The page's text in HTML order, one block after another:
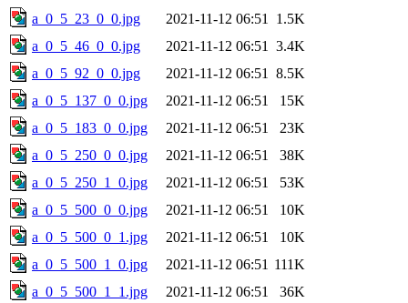
a_0_5_23_0_0.jpg
2021-11-12 06:51
1.5K
a_0_5_46_0_0.jpg
2021-11-12 06:51
3.4K
a_0_5_92_0_0.jpg
2021-11-12 06:51
8.5K
a_0_5_137_0_0.jpg
2021-11-12 06:51
15K
a_0_5_183_0_0.jpg
2021-11-12 06:51
23K
a_0_5_250_0_0.jpg
2021-11-12 06:51
38K
a_0_5_250_1_0.jpg
2021-11-12 06:51
53K
a_0_5_500_0_0.jpg
2021-11-12 06:51
10K
a_0_5_500_0_1.jpg
2021-11-12 06:51
10K
a_0_5_500_1_0.jpg
2021-11-12 06:51 111K
a_0_5_500_1_1.jpg
2021-11-12 06:51
36K